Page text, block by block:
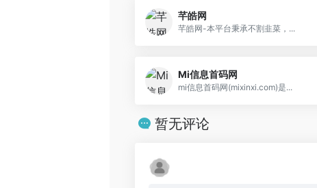
芊皓网
芊皓网-本平台秉承不割韭菜，...
Mi信息首码网
mi信息首码网(mixinxi.com)是...
暂无评论